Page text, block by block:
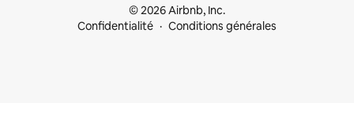
© 2026 Airbnb, Inc.
Confidentialité
Conditions générales